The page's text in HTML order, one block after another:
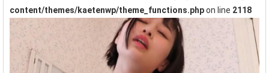
content/themes/kaetenwp/theme_functions.phpon line 2118